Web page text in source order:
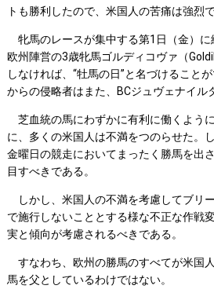
トも勝利したので、米国人の苦痛は強烈で
牝馬のレースが集中する第1日（金）に
欧州陣営の3歳牝馬ゴルディコヴァ（
しなければ、“牡馬の日”と名づけること
からの侵略者はまた、BCジュヴェナイル
芝血統の馬にわずかに有利に働くよう
に、多くの米国人は不満をつのらせた。
金曜日の競走においてまったく勝馬を出
目すべきである。
しかし、米国人の不満を考慮してブリ
で施行しないこととする様な不正な作戦
実と傾向が考慮されるべきである。
すなわち、欧州の勝馬のすべてが米国
馬を父としているわけではない。